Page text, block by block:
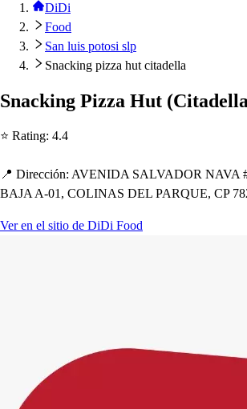
DiDi
Food
San luis potosi slp
Snacking pizza hut citadella
Snacking Pizza Hut (Citadella
⭐ Rating: 4.4
📍 Dirección: AVENIDA SALVADOR NAVA
BAJA A-01, COLINAS DEL PARQUE, CP
Ver en el sitio de DiDi Food